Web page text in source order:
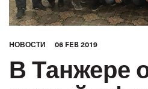
HОВОСТИ 06 FEB 2019
В Танжере